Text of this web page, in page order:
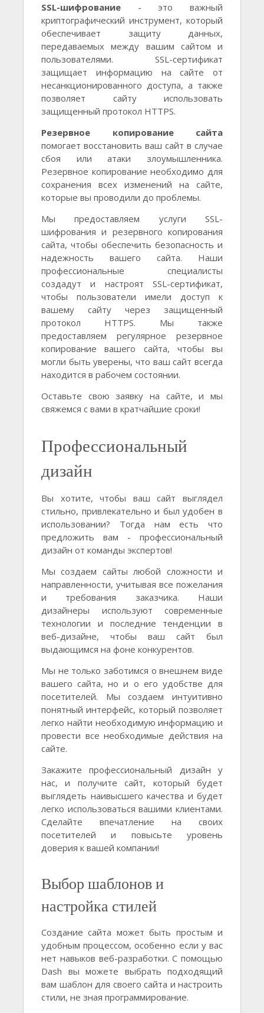
SSL-шифрование - это важный
криптографический инструмент, который
обеспечивает защиту данных,
передаваемых между вашим сайтом и
пользователями. SSL-сертификат
защищает информацию на сайте от
несанкционированного доступа, а также
позволяет сайту использовать
защищенный протокол HTTPS.
Резервное копирование сайта
помогает восстановить ваш сайт в случае
сбоя или атаки злоумышленника.
Резервное копирование необходимо для
сохранения всех изменений на сайте,
которые вы проводили до проблемы.
Мы предоставляем услуги SSL-
шифрования и резервного копирования
сайта, чтобы обеспечить безопасность и
надежность вашего сайта. Наши
профессиональные специалисты
создадут и настроят SSL-сертификат,
чтобы пользователи имели доступ к
вашему сайту через защищенный
протокол HTTPS. Мы также
предоставляем регулярное резервное
копирование вашего сайта, чтобы вы
могли быть уверены, что ваш сайт всегда
находится в рабочем состоянии.
Оставьте свою заявку на сайте, и мы
свяжемся с вами в кратчайшие сроки!
Профессиональный
дизайн
Вы хотите, чтобы ваш сайт выглядел
стильно, привлекательно и был удобен в
использовании? Тогда нам есть что
предложить вам - профессиональный
дизайн от команды экспертов!
Мы создаем сайты любой сложности и
направленности, учитывая все пожелания
и требования заказчика. Наши
дизайнеры используют современные
технологии и последние тенденции в
веб-дизайне, чтобы ваш сайт был
выдающимся на фоне конкурентов.
Мы не только заботимся о внешнем виде
вашего сайта, но и о его удобстве для
посетителей. Мы создаем интуитивно
понятный интерфейс, который позволяет
легко найти необходимую информацию и
провести все необходимые действия на
сайте.
Закажите профессиональный дизайн у
нас, и получите сайт, который будет
выглядеть наивысшего качества и будет
легко использоваться вашими клиентами.
Сделайте впечатление на своих
посетителей и повысьте уровень
доверия к вашей компании!
Выбор шаблонов и
настройка стилей
Создание сайта может быть простым и
удобным процессом, особенно если у вас
нет навыков веб-разработки. С помощью
Dash вы можете выбрать подходящий
вам шаблон для своего сайта и настроить
стили, не зная программирование.